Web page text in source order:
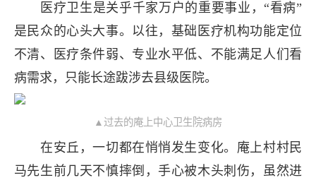
医疗卫生是关乎千家万户的重要事业，“看病”
是民众的心头大事。以往，基础医疗机构功能定位
不清、医疗条件弱、专业水平低、不能满足人们看
病需求，只能长途跋涉去县级医院。
▲过去的庵上中心卫生院病房
在安丘，一切都在悄悄发生变化。庵上村村民
马先生前几天不慎摔倒，手心被木头刺伤，虽然进